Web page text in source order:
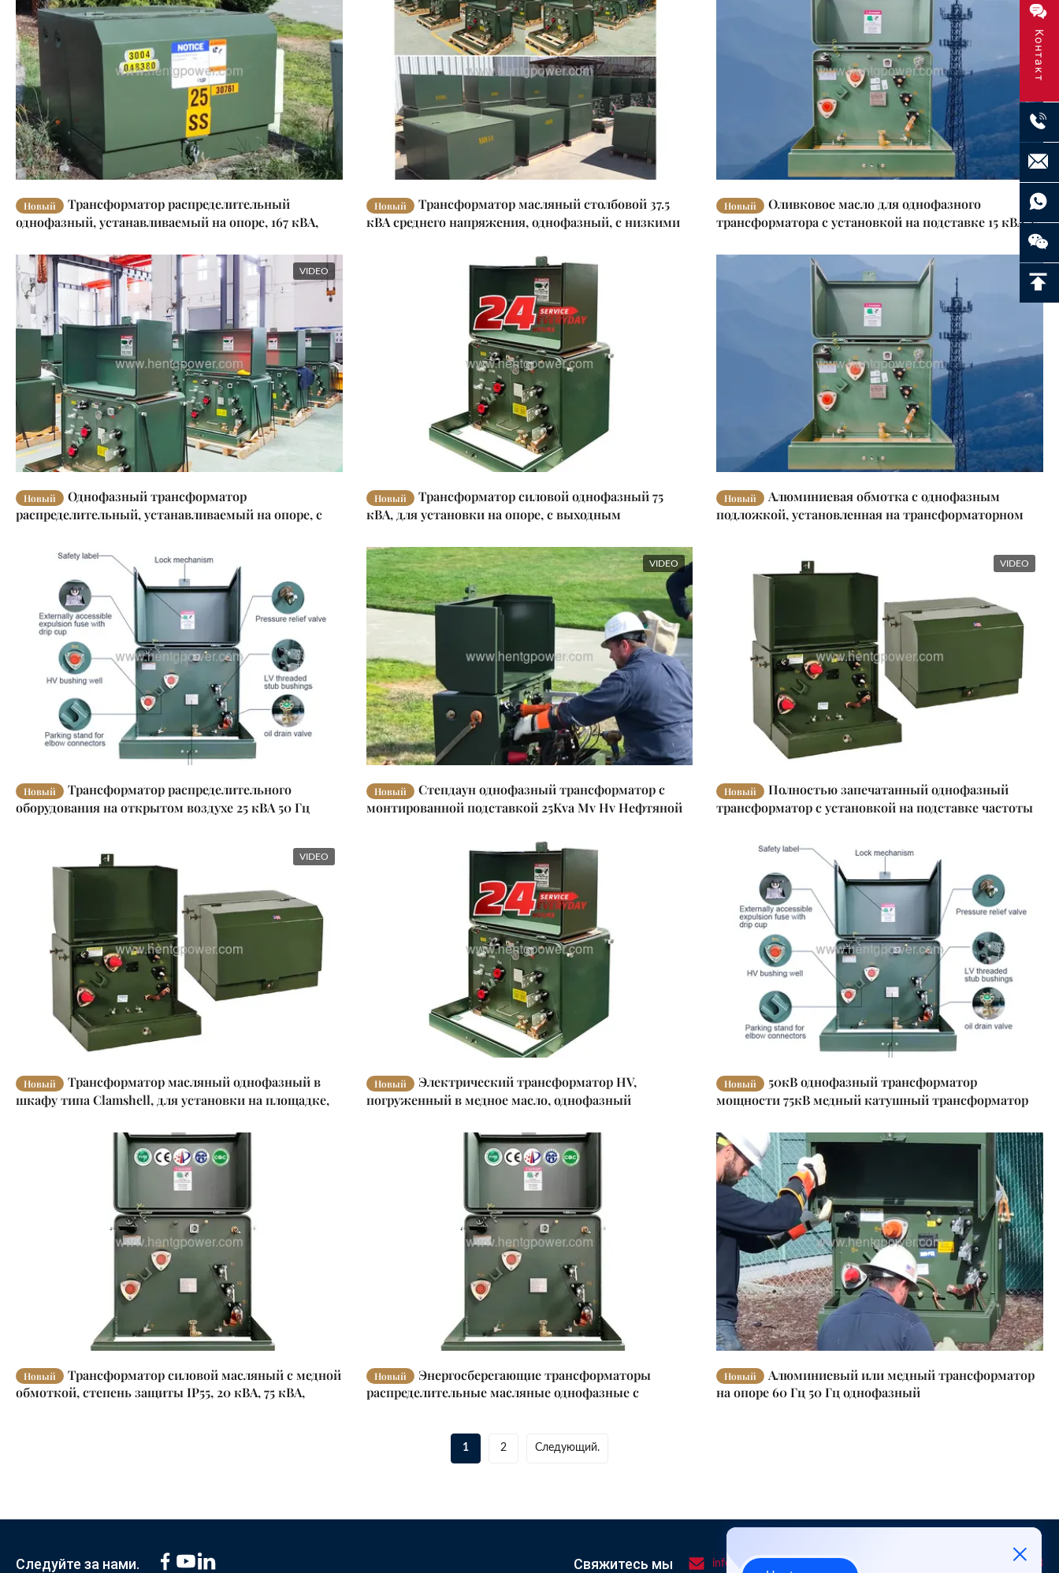
Контакт
Новый
Трансформатор распределительный
однофазный, устанавливаемый на опоре, 167 кВА,
Новый
Трансформатор масляный столбовой 37.5
кВА среднего напряжения, однофазный, с низкими
Новый
Оливковое масло для однофазного
трансформатора с установкой на подставке 15 кВА 25
VIDEO
Новый
Однофазный трансформатор
распределительный, устанавливаемый на опоре, с
кВА 333 кВА
Новый
Трансформатор силовой однофазный 75
кВА, для установки на опоре, с выходным
Новый
Алюминиевая обмотка с однофазным
подложкой, установленная на трансформаторном
Новый
Трансформатор распределительного
оборудования на открытом воздухе 25 кВА 50 Гц
VIDEO
Новый
Степдаун однофазный трансформатор с
монтированной подставкой 25Kva Mv Hv Нефтяной
VIDEO
Новый
Полностью запечатанный однофазный
трансформатор с установкой на подставке частоты
VIDEO
Новый
Трансформатор масляный однофазный в
шкафу типа Clamshell, для установки на площадке,
Новый
Электрический трансформатор HV,
погруженный в медное масло, однофазный
Новый
50кВ однофазный трансформатор
мощности 75кВ медный катушный трансформатор
Новый
Трансформатор силовой масляный с медной
обмоткой, степень защиты IP55, 20 кВА, 75 кВА,
Новый
Энергосберегающие трансформаторы
распределительные масляные однофазные с
Новый
Алюминиевый или медный трансформатор
на опоре 60 Гц 50 Гц однофазный
1 2 Следующий.
Следуйте за нами. Свяжитесь мы info@hentgpower.com 8615074989773 +86-15074989773